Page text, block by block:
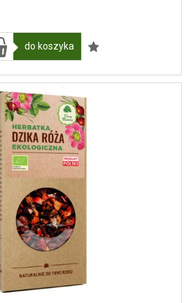
do koszyka